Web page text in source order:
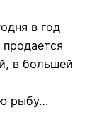
в год
в большей
рыбу…